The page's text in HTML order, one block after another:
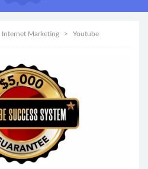
Internet Marketing Youtube